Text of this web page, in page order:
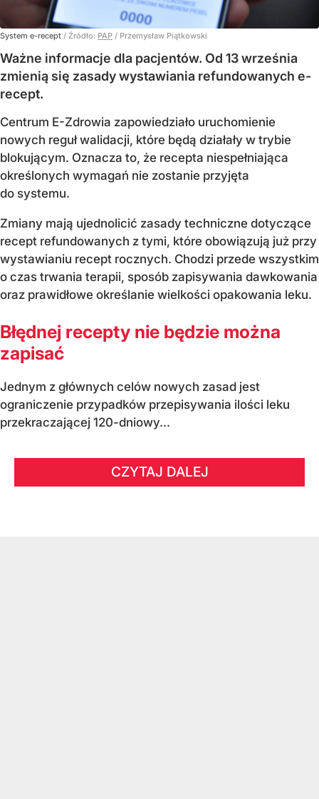
System e-recept / Źródło: PAP / Przemysław Piątkowski
Ważne informacje dla pacjentów. Od 13 września
zmienią się zasady wystawiania refundowanych e-
recept.
Centrum E-Zdrowia zapowiedziało uruchomienie
nowych reguł walidacji, które będą działały w trybie
blokującym. Oznacza to, że recepta niespełniająca
określonych wymagań nie zostanie przyjęta
do systemu.
Zmiany mają ujednolicić zasady techniczne dotyczące
recept refundowanych z tymi, które obowiązują już przy
wystawianiu recept rocznych. Chodzi przede wszystkim
o czas trwania terapii, sposób zapisywania dawkowania
oraz prawidłowe określanie wielkości opakowania leku.
Błędnej recepty nie będzie można
zapisać
Jednym z głównych celów nowych zasad jest
ograniczenie przypadków przepisywania ilości leku
przekraczającej 120-dniowy...
CZYTAJ DALEJ